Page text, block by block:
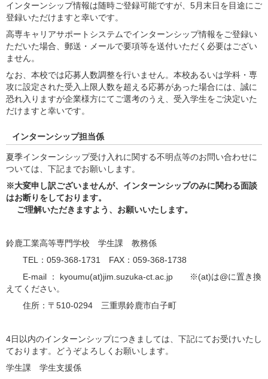
インターンシップ情報は随時ご登録可能ですが、5月末日を目途にご
登録いただけますと幸いです。
高専キャリアサポートシステムでインターンシップ情報をご登録い
ただいた場合、郵送・メールで要項等を送付いただく必要はござい
ません。
なお、本校では応募人数調整を行いません。本校あるいは学科・専
攻に設定された受入上限人数を超える応募があった場合には、誠に
恐れ入りますが企業様方にてご選考のうえ、受入学生をご決定いた
だけますと幸いです。
インターンシップ担当係
夏季インターンシップ受け入れに関する不明点等のお問い合わせに
ついては、下記までお願いします。
※大変申し訳ございませんが、インターンシップのみに関わる面談
はお断りをしております。
ご理解いただきますよう、お願いいたします。
鈴鹿工業高等専門学校 学生課 教務係
TEL：059-368-1731 FAX：059-368-1738
E-mail ： kyoumu(at)jim.suzuka-ct.ac.jp ※(at)は@に置き換
えてください。
住所：〒510-0294 三重県鈴鹿市白子町
4日以内のインターンシップにつきましては、下記にてお受けいたし
ております。どうぞよろしくお願いします。
学生課 学生支援係